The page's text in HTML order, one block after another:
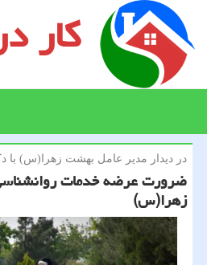
کار
در دیدار مدیر عامل بهشت زهرا(س) با
ضرورت عرضه خدمات
زهرا(س)